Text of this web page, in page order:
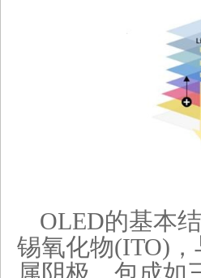
OLED的基本
锡氧化物(ITO)